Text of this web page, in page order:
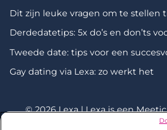
Dit zijn leuke vragen om te stellen
Derdedatetips: 5x do’s en don’ts
Tweede date: tips voor een
Gay dating via Lexa: zo werkt het
© 2026 Lexa | Lexa is een